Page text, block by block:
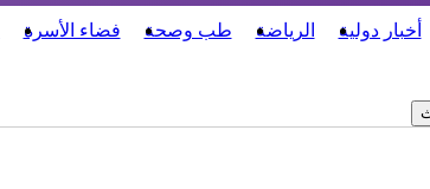
أخبار دولية الرياضة طب وصحة فضاء الأسرة